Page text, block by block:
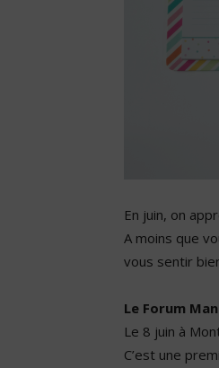
En juin, on
A moins que
vous sentir
Le Forum
Le 8 juin à
C’est une